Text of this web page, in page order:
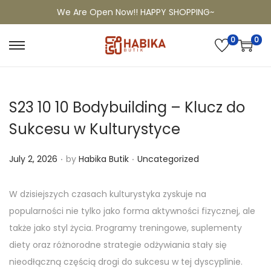
We Are Open Now!! HAPPY SHOPPING~
0 0
S23 10 10 Bodybuilding – Klucz do
Sukcesu w Kulturystyce
P
s
t
e
d
o
July 2, 2026 . by Habika Butik . P
s
t
e
d
i
Uncategorized
W dzisiejszych czasach kulturystyka zyskuje na
popularności nie tylko jako forma aktywności fizycznej, ale
także jako styl życia. Programy treningowe, suplementy
diety oraz różnorodne strategie odżywiania stały się
nieodłączną częścią drogi do sukcesu w tej dyscyplinie.